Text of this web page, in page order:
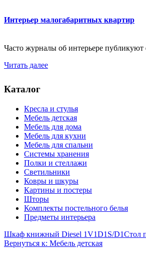
Интерьер малогабаритных квартир
Часто журналы об интерьере публикуют
Читать далее
Каталог
Кресла и стулья
Мебель детская
Мебель для дома
Мебель для кухни
Мебель для спальни
Системы хранения
Полки и стеллажи
Светильники
Ковры и шкуры
Картины и постеры
Шторы
Комплекты постельного белья
Предметы интерьера
Шкаф книжный Diesel 1V1D1S/D1Стол
Вернуться к: Мебель детская